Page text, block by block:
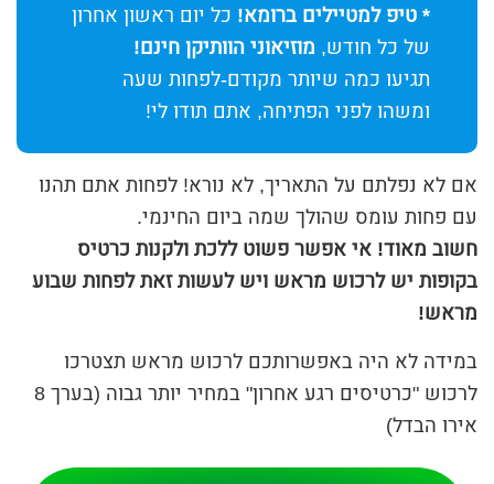
* טיפ למטיילים ברומא! כל יום ראשון אחרון
של כל חודש, מוזיאוני הוותיקן חינם!
תגיעו כמה שיותר מקודם-לפחות שעה
ומשהו לפני הפתיחה, אתם תודו לי!
אם לא נפלתם על התאריך, לא נורא! לפחות אתם תהנו
עם פחות עומס שהולך שמה ביום החינמי.
חשוב מאוד! אי אפשר פשוט ללכת ולקנות כרטיס
בקופות יש לרכוש מראש ויש לעשות זאת לפחות שבוע
מראש!
במידה לא היה באפשרותכם לרכוש מראש תצטרכו
לרכוש "כרטיסים רגע אחרון" במחיר יותר גבוה (בערך 8
אירו הבדל)